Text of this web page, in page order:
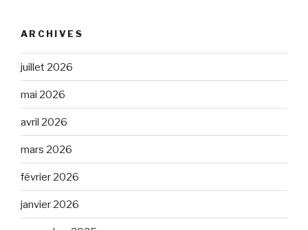
ARCHIVES
juillet 2026
mai 2026
avril 2026
mars 2026
février 2026
janvier 2026